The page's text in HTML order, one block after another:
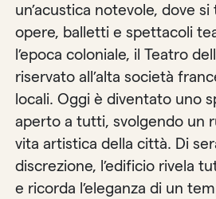
un’acustica notevole, dove
opere, balletti e spettacoli
l’epoca coloniale, il Teatro
riservato all’alta società
locali. Oggi è diventato uno
aperto a tutti, svolgendo un
vita artistica della città. Di
discrezione, l’edificio rivela
e ricorda l’eleganza di un